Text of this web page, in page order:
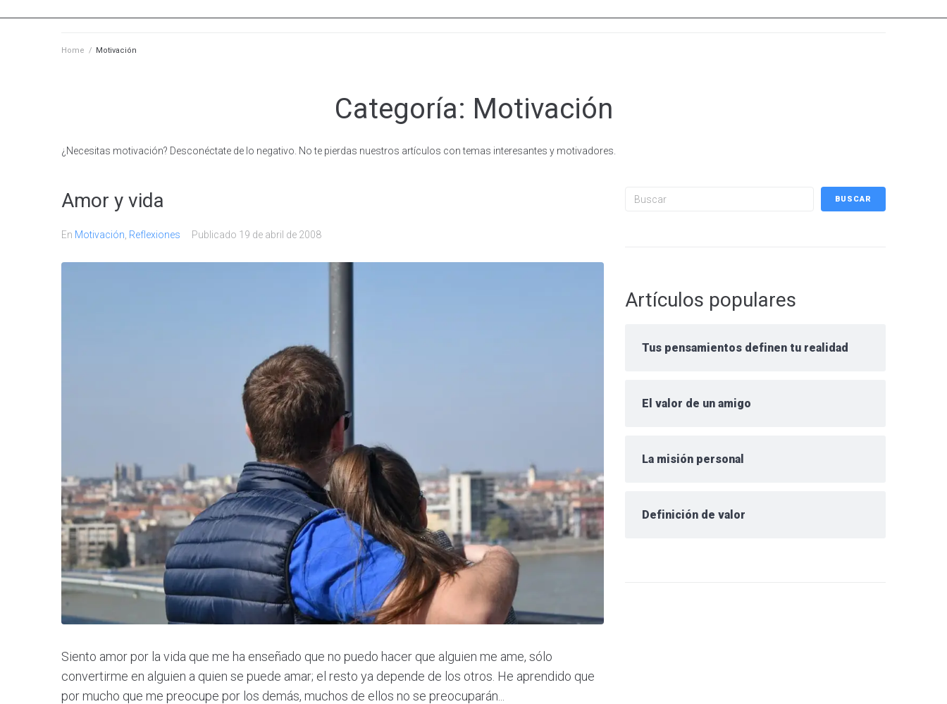
Home / Motivación
Categoría: Motivación
¿Necesitas motivación? Desconéctate de lo negativo. No te pierdas nuestros artículos con temas interesantes y motivadores.
Amor y vida
En Motivación Reflexiones Publicado 19 de abril de 2008
Siento amor por la vida que me ha enseñado que no puedo hacer que alguien me ame, sólo
convertirme en alguien a quien se puede amar; el resto ya depende de los otros. He aprendido que
por mucho que me preocupe por los demás, muchos de ellos no se preocuparán...
Buscar BUSCAR
Artículos populares
Tus pensamientos definen tu realidad
El valor de un amigo
La misión personal
Definición de valor